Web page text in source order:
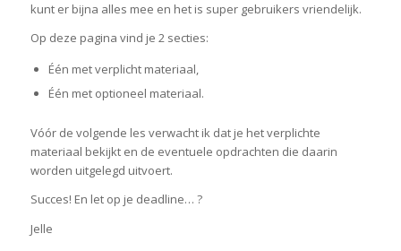
kunt er bijna alles mee en het is super gebruikers vriendelijk.
Op deze pagina vind je 2 secties:
Één met verplicht materiaal,
Één met optioneel materiaal.
Vóór de volgende les verwacht ik dat je het verplichte
materiaal bekijkt en de eventuele opdrachten die daarin
worden uitgelegd uitvoert.
Succes! En let op je deadline… ?
Jelle